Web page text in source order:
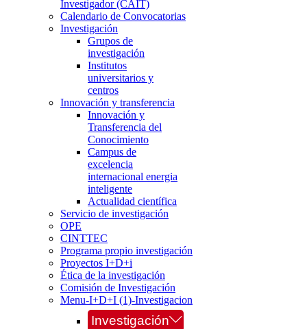
Investigador (CAIT)
Calendario de Convocatorias
Investigación
Grupos de
investigación
Institutos
universitarios y
centros
Innovación y transferencia
Innovación y
Transferencia del
Conocimiento
Campus de
excelencia
internacional energia
inteligente
Actualidad científica
Servicio de investigación
OPE
CINTTEC
Programa propio investigación
Proyectos I+D+i
Ética de la investigación
Comisión de Investigación
Menu-I+D+I (1)-Investigacion
Investigación